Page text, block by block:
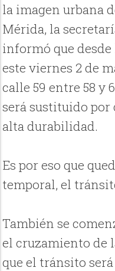
la imagen urbana
Mérida, la
informó que
este viernes 2 de
calle 59 entre 58 y
será sustituido por
alta durabilidad.
Es por eso que
temporal, el
También se
el cruzamiento de
que el tránsito